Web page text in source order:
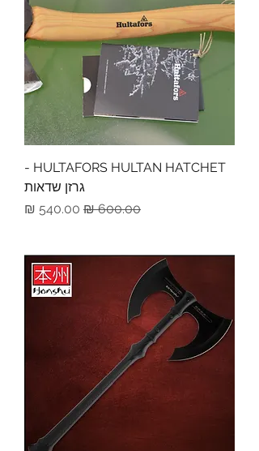
HULTAFORS HULTAN HATCHET -
גרזן שדאות
מחיר רגיל מחיר מבצע